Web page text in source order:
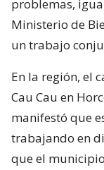
problemas,
Ministerio de
un trabajo
En la región, el
Cau Cau en
manifestó que
trabajando en
que el